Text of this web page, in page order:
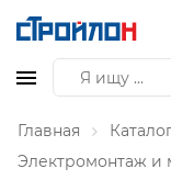
Главная
Электромонтаж и